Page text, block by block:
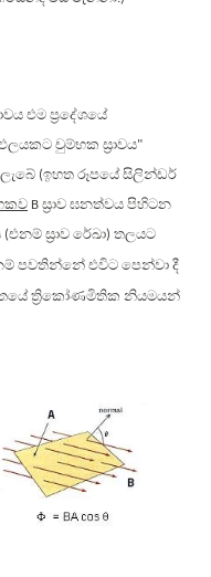
එම ප්‍රදේශයේ
චුම්භක ස්‍රාවය"
ලැබේ (ඉහත රූපයේ සිලින්ඩර්
B ස්‍රාව ඝනත්වය පිහිටන
(එනම් ස්‍රාව රේඛා) තලයට
එවිට පෙන්වා දී
ත්‍රිකෝණමිතික නියමයන්